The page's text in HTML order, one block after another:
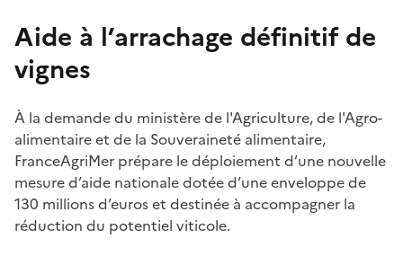
Aide à l’arrachage définitif de
vignes
À la demande du ministère de l'Agriculture, de l'Agro-
alimentaire et de la Souveraineté alimentaire,
FranceAgriMer prépare le déploiement d’une nouvelle
mesure d’aide nationale dotée d’une enveloppe de
130 millions d’euros et destinée à accompagner la
réduction du potentiel viticole.